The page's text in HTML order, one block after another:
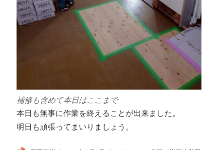
補修も含めて本日はここまで
本日も無事に作業を終えることが出来ました。
明日も頑張ってまいりましょう。